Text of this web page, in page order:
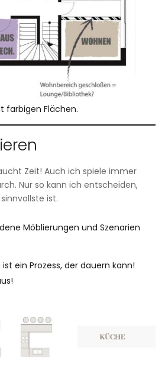
farbigen Flächen.
Zeit! Auch ich spiele immer
Nur so kann ich entscheiden,
ist.
Möblierungen und Szenarien
ein Prozess, der dauern kann!